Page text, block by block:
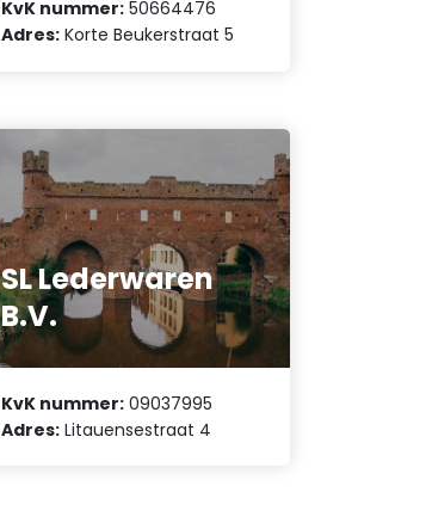
KvK nummer: 50664476
Adres: Korte Beukerstraat 5
SL Lederwaren
B.V.
KvK nummer: 09037995
Adres: Litauensestraat 4